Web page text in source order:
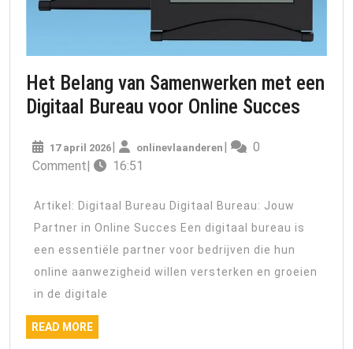
Het Belang van Samenwerken met een
Digitaal Bureau voor Online Succes
een
Bureau
17 april 202617
april
onlinevlaanderen onlinevlaanderen
0
Comment
16:51
Artikel: Digitaal Bureau Digitaal Bureau: Jouw
Partner in Online Succes Een digitaal bureau is
een essentiële partner voor bedrijven die hun
online aanwezigheid willen versterken en groeien
in de digitale
READ MOREREAD
MORE